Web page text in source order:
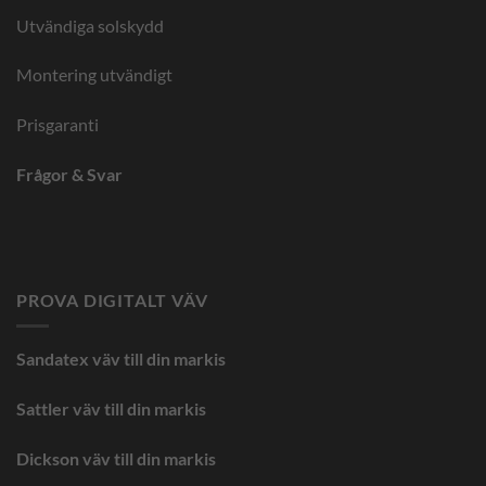
Utvändiga solskydd
Montering utvändigt
Prisgaranti
Frågor & Svar
PROVA DIGITALT VÄV
Sandatex väv till din markis
Sattler väv till din markis
Dickson väv till din markis